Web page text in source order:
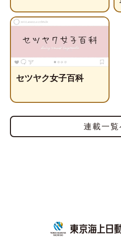
セツヤク女子百科
連載一覧